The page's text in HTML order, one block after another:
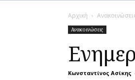
Αρχική
Ανακοινώσεις
Κωνσταντίνος Ασίκης